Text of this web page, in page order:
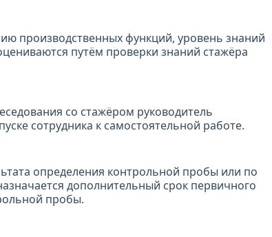
производственных функций, уровень знаний
путём проверки знаний стажёра
со стажёром руководитель
сотрудника к самостоятельной работе.
определения контрольной пробы или по
дополнительный срок первичного
пробы.